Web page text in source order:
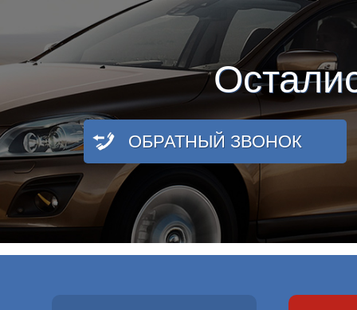
ОБРАТНЫЙ ЗВОНОК